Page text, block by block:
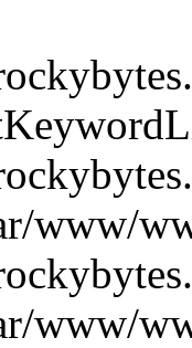
www/
www/